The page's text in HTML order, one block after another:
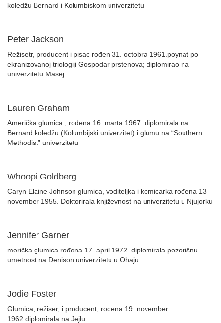
koledžu Bernard i Kolumbiskom univerzitetu
Peter Jackson
Režisetr, producent i pisac rođen 31. octobra 1961.poynat po
ekranizovanoj triologiji Gospodar prstenova; diplomirao na
univerzitetu Masej
Lauren Graham
Američka glumica , rođena 16. marta 1967. diplomirala na
Bernard koledžu (Kolumbijski univerzitet) i glumu na “Southern
Methodist” univerzitetu
Whoopi Goldberg
Caryn Elaine Johnson glumica, voditeljka i komicarka rođena 13
november 1955. Doktorirala književnost na univerzitetu u Njujorku
Jennifer Garner
merička glumica rođena 17. april 1972. diplomirala pozorišnu
umetnost na Denison univerzitetu u Ohaju
Jodie Foster
Glumica, režiser, i producent; rođena 19. november
1962.diplomirala na Jejlu